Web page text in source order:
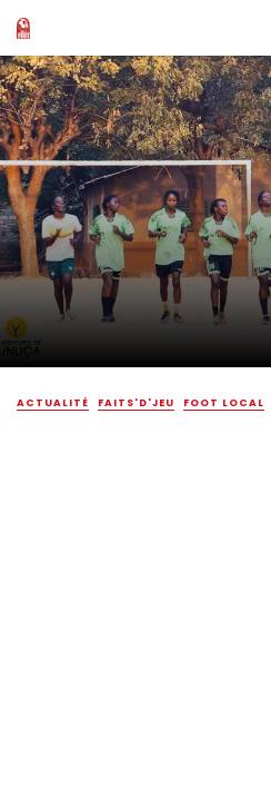
ACTUALITÉ FAITS'D'JEU FOOT LOCAL